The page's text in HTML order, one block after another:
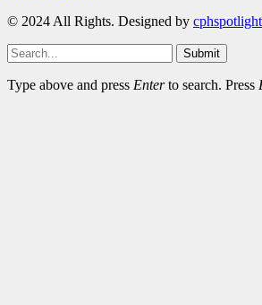
© 2024 All Rights. Designed by
Submit
Type above and press Enterto search. Press